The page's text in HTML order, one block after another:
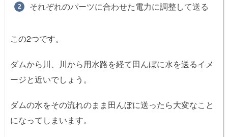
それぞれのパーツに合わせた電力に調整して送る
この2つです。
ダムから川、川から用水路を経て田んぼに水を送るイメ
ージと近いでしょう。
ダムの水をその流れのまま田んぼに送ったら大変なこと
になってしまいます。